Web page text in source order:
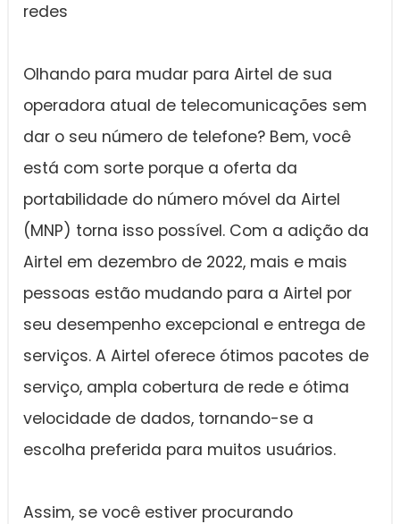
redes
Olhando para mudar para Airtel de sua
operadora atual de telecomunicações sem
dar o seu número de telefone? Bem, você
está com sorte porque a oferta da
portabilidade do número móvel da Airtel
(MNP) torna isso possível. Com a adição da
Airtel em dezembro de 2022, mais e mais
pessoas estão mudando para a Airtel por
seu desempenho excepcional e entrega de
serviços. A Airtel oferece ótimos pacotes de
serviço, ampla cobertura de rede e ótima
velocidade de dados, tornando-se a
escolha preferida para muitos usuários.
Assim, se você estiver procurando